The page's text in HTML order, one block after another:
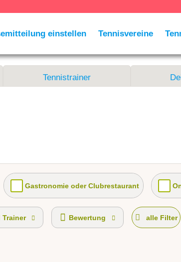
einstellen Tennisvereine
Tennistrainer
Gastronomie oder Clubrestaurant
für dieses Jahr VereinseigeneTrainer
Bewertung alle Filter